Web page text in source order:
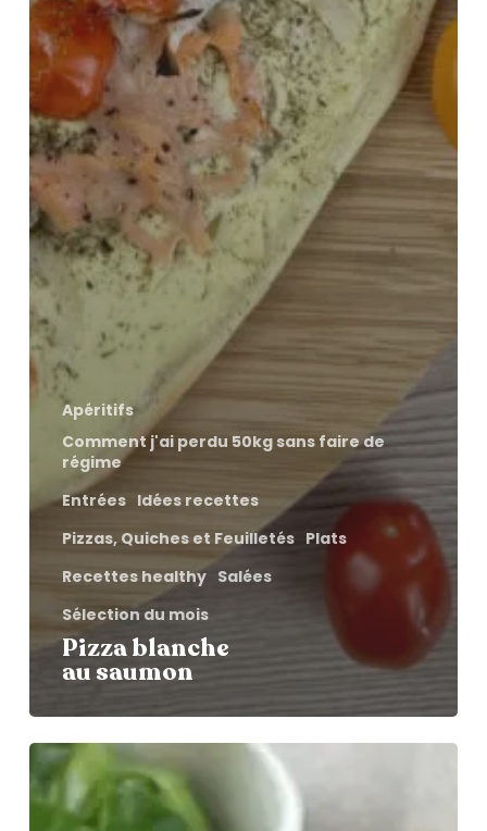
Apéritifs
Comment j'ai perdu 50kg sans faire de
régime
Entrées Idées recettes
Pizzas, Quiches et Feuilletés Plats
Recettes healthy Salées
Sélection du mois
Pizza blanche
au saumon